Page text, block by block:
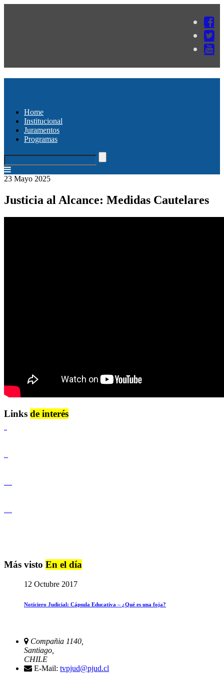
Home
Institucional
Juramentos
Programas
23 Mayo 2025
Justicia al Alcance: Medidas Cautelares
Links de interés
Más visto En el día
12 Octubre 2017
Noticiero Judicial: Cápsula Educativa – ¿Qué es una foja?
Compañia 1140,
Santiago,
CHILE
E-Mail: tvpjud@pjud.cl